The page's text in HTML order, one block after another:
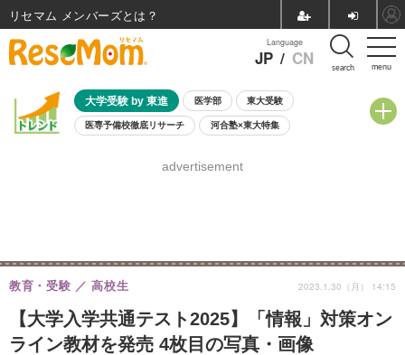
menu
Language
JP / CN search
大学受験 by 東進 医学部 東大受験
医専予備校徹底リサーチ 河合塾×東大特集
8月開催学校説明会・相談会
advertisement
【大学入学共通テスト2025】「情報」対策オン
ライン教材を発売 4枚目の写真・画像
教育・受験 高校生 2023.1.30（月） 14:15
リセマム メンバーズ